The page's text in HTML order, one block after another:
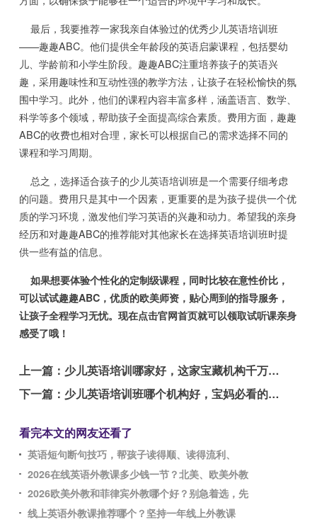
最后，我要推荐一家我亲自体验过的优秀少儿英语培训班
——趣趣ABC。他们提供全年龄段的英语启蒙课程，包括婴幼
儿、学龄前和小学生阶段。趣趣ABC注重培养孩子的英语兴
趣，采用趣味性和互动性强的教学方法，让孩子在轻松愉快的氛
围中学习。此外，他们的课程内容丰富多样，涵盖语言、数学、
科学等多个领域，帮助孩子全面提高综合素质。费用方面，趣趣
ABC的收费也相对合理，家长可以根据自己的需求选择不同的
课程和学习周期。
总之，选择适合孩子的少儿英语培训班是一个需要仔细考虑
的问题。费用只是其中一个因素，更重要的是为孩子提供一个优
质的学习环境，激发他们学习英语的兴趣和动力。希望我的亲身
经历和对趣趣ABC的推荐能对其他家长在选择英语培训班时提
供一些有益的信息。
如果想要体验个性化的定制级课程，同时比较在意性价比，
可以试试趣趣ABC，优质的欧美师资，贴心周到的指导服务，
让孩子全程学习无忧。现在点击官网首页就可以领取试听课亲身
感受了哦！
上一篇：
少儿英语培训哪家好，这家宝藏机构千万别错过
下一篇：
少儿英语培训班哪个机构好，宝妈必看的建议
看完本文的网友还看了
英语短句断句技巧，帮孩子读得顺、读得流利、
2026在线英语外教课多少钱一节？北美、欧美外教
2026欧美外教和菲律宾外教哪个好？别急着选，先
线上英语外教课推荐哪个？坚持一年线上外教课